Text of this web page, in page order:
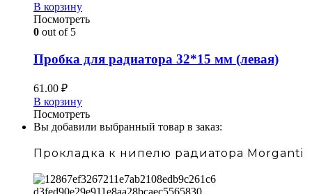
В корзину
Посмотреть
0 out of 5
Пробка для радиатора 32*15 мм (левая)
61.00 ₽
В корзину
Посмотреть
Вы добавили выбранный товар в заказ:
Прокладка к нипелю радиатора Morganti